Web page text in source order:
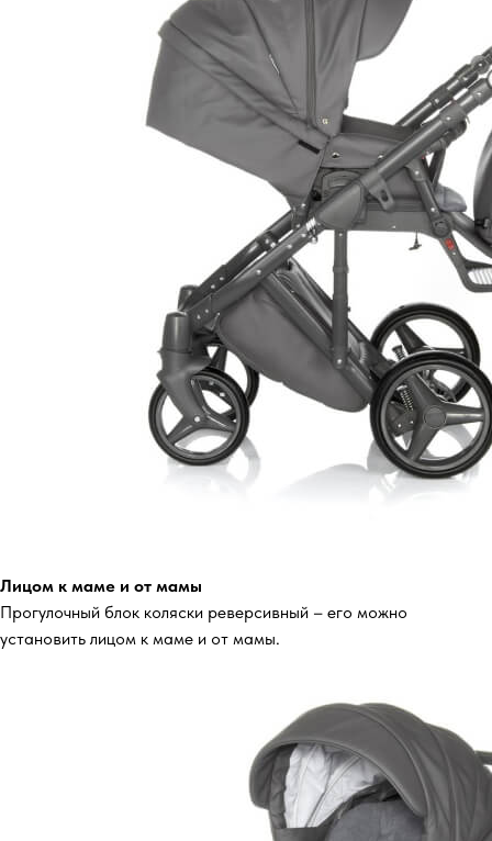
Лицом к маме и от мамы
Прогулочный блок коляски реверсивный – его можно
установить лицом к маме и от мамы.